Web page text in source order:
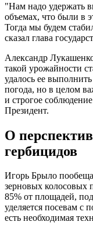
"Нам надо удержать
объемах, что были в
Тогда мы будем
сказал глава
Александр
такой урожайности
удалось ее
погода, но в целом
и строгое
Президент.
О
гербицидов
Игорь Брыло
зерновых колосовых
85% от площадей,
уделяется посевам с
есть необходимая